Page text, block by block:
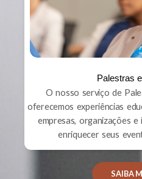
Palestras
O nosso serviço de
oferecemos experiências
empresas, organizações
enriquecer seus
SAIBA